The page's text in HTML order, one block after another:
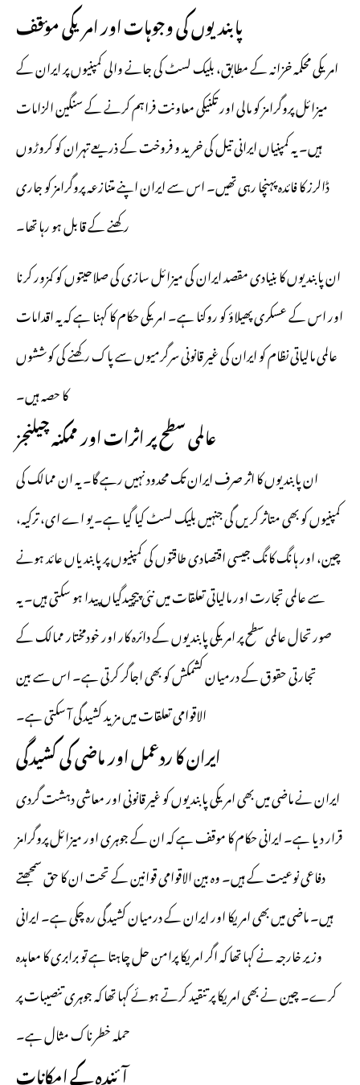
پابندیوں کی وجوہات اور امریکی مؤقف
امریکی محکمہ خزانہ کے مطابق، بلیک لسٹ کی جانے والی کمپنیوں پر ایران کے
میزائل پروگرامز کو مالی اور تکنیکی معاونت فراہم کرنے کے سنگین الزامات
ہیں۔ یہ کمپنیاں ایرانی تیل کی خرید و فروخت کے ذریعے تہران کو کروڑوں
ڈالرز کا فائدہ پہنچا رہی تھیں۔ اس سے ایران اپنے متنازعہ پروگرامز کو جاری
رکھنے کے قابل ہو رہا تھا۔
ان پابندیوں کا بنیادی مقصد ایران کی میزائل سازی کی صلاحیتوں کو کمزور کرنا
اور اس کے عسکری پھیلاؤ کو روکنا ہے۔ امریکی حکام کا کہنا ہے کہ یہ اقدامات
عالمی مالیاتی نظام کو ایران کی غیر قانونی سرگرمیوں سے پاک رکھنے کی کوششوں
کا حصہ ہیں۔
عالمی سطح پر اثرات اور ممکنہ چیلنجز
ان پابندیوں کا اثر صرف ایران تک محدود نہیں رہے گا۔ یہ ان ممالک کی
کمپنیوں کو بھی متاثر کریں گی جنہیں بلیک لسٹ کیا گیا ہے۔ یو اے ای، ترکیہ،
چین، اور ہانگ کانگ جیسی اقتصادی طاقتوں کی کمپنیوں پر پابندیاں عائد ہونے
سے عالمی تجارت اور مالیاتی تعلقات میں نئی پیچیدگیاں پیدا ہو سکتی ہیں۔ یہ
صورتحال عالمی سطح پر امریکی پابندیوں کے دائرہ کار اور خودمختار ممالک کے
تجارتی حقوق کے درمیان کشمکش کو بھی اجاگر کرتی ہے۔ اس سے بین
الاقوامی تعلقات میں مزید کشیدگی آ سکتی ہے۔
ایران کا ردعمل اور ماضی کی کشیدگی
ایران نے ماضی میں بھی امریکی پابندیوں کو غیر قانونی اور معاشی دہشت گردی
قرار دیا ہے۔ ایرانی حکام کا موقف ہے کہ ان کے جوہری اور میزائل پروگرامز
دفاعی نوعیت کے ہیں۔ وہ بین الاقوامی قوانین کے تحت ان کا حق سمجھتے
ہیں۔ ماضی میں بھی امریکا اور ایران کے درمیان کشیدگی رہ چکی ہے۔ ایرانی
وزیر خارجہ نے کہا تھا کہ اگر امریکا پرامن حل چاہتا ہے تو برابری کا معاہدہ
کرے۔ چین نے بھی امریکا پر تنقید کرتے ہوئے کہا تھا کہ جوہری تنصیبات پر
حملہ خطرناک مثال ہے۔
آئندہ کے امکانات